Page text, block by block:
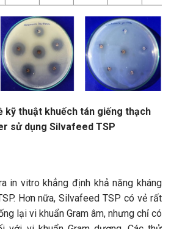
kỹ thuật khuếch tán giếng thạch
sử dụng Silvafeed TSP
in vitro khẳng định khả năng kháng
Hơn nữa, Silvafeed TSP có vẻ rất
lại vi khuẩn Gram âm, nhưng chỉ có